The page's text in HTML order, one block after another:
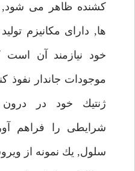
كشنده ظاهر مى شود,
ها, داراى مكانيزم
خود نيازمند آن
موجودات جاندار نفوذ
ژنتيك خود در
شرايطى را فراهم
سلول, يك نمونه از